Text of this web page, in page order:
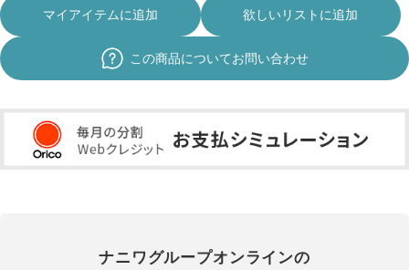
マイアイテムに追加 欲しいリストに追加
この商品についてお問い合わせ
ナニワグループオンラインの